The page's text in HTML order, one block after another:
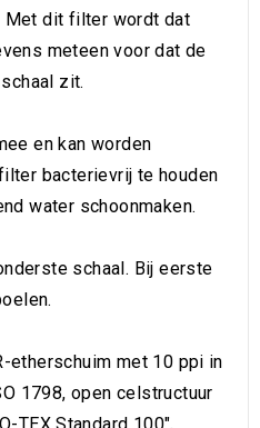
Met dit filter wordt dat
meteen voor dat de
zit.
en kan worden
bacterievrij te houden
water schoonmaken.
schaal. Bij eerste
etherschuim met 10 ppi in
1798, open celstructuur